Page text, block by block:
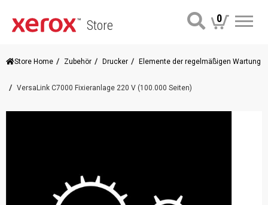
Store 0
Store Home Zubehör Drucker Elemente der regelmäßigen Wartung
VersaLink C7000 Fixieranlage 220 V (100.000 Seiten)